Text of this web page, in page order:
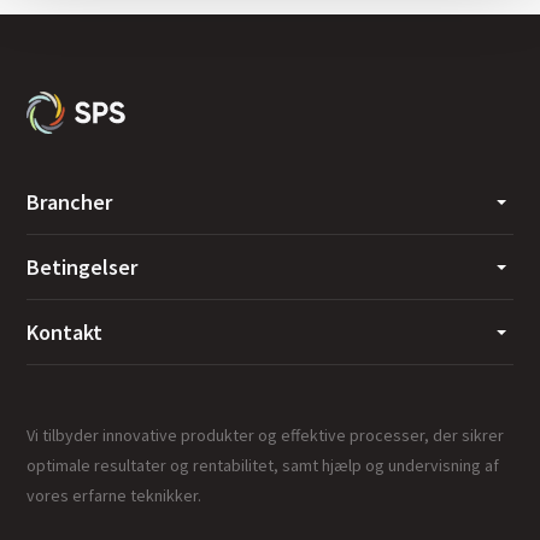
Brancher
Betingelser
Kontakt
Vi tilbyder innovative produkter og effektive processer, der sikrer
optimale resultater og rentabilitet, samt hjælp og undervisning af
vores erfarne teknikker.